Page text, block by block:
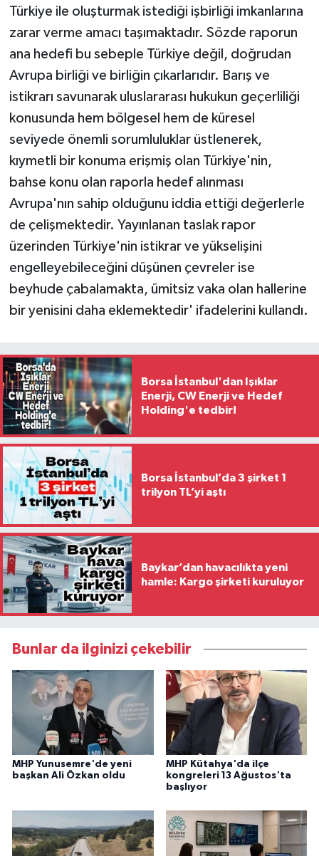
Türkiye ile oluşturmak istediği işbirliği imkanlarına
zarar verme amacı taşımaktadır. Sözde raporun
ana hedefi bu sebeple Türkiye değil, doğrudan
Avrupa birliği ve birliğin çıkarlarıdır. Barış ve
istikrarı savunarak uluslararası hukukun geçerliliği
konusunda hem bölgesel hem de küresel
seviyede önemli sorumluluklar üstlenerek,
kıymetli bir konuma erişmiş olan Türkiye'nin,
bahse konu olan raporla hedef alınması
Avrupa'nın sahip olduğunu iddia ettiği değerlerle
de çelişmektedir. Yayınlanan taslak rapor
üzerinden Türkiye'nin istikrar ve yükselişini
engelleyebileceğini düşünen çevreler ise
beyhude çabalamakta, ümitsiz vaka olan hallerine
bir yenisini daha eklemektedir' ifadelerini kullandı.
Borsa İstanbul'dan Işıklar
Enerji, CW Enerji ve Hedef
Holding'e tedbir!
Borsa İstanbul’da 3 şirket 1
trilyon TL’yi aştı
Baykar’dan havacılıkta yeni
hamle: Kargo şirketi kuruluyor
Bunlar da ilginizi çekebilir
MHP Yunusemre'de yeni
başkan Ali Özkan oldu
MHP Kütahya'da ilçe
kongreleri 13 Ağustos'ta
başlıyor